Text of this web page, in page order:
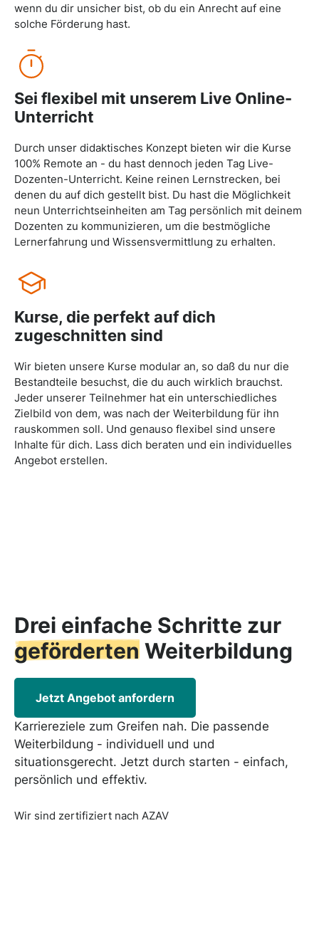
wenn du dir unsicher bist, ob du ein Anrecht auf eine
solche Förderung hast.
Sei flexibel mit unserem Live Online-
Unterricht
Durch unser didaktisches Konzept bieten wir die Kurse
100% Remote an - du hast dennoch jeden Tag Live-
Dozenten-Unterricht. Keine reinen Lernstrecken, bei
denen du auf dich gestellt bist. Du hast die Möglichkeit
neun Unterrichtseinheiten am Tag persönlich mit deinem
Dozenten zu kommunizieren, um die bestmögliche
Lernerfahrung und Wissensvermittlung zu erhalten.
Kurse, die perfekt auf dich
zugeschnitten sind
Wir bieten unsere Kurse modular an, so daß du nur die
Bestandteile besuchst, die du auch wirklich brauchst.
Jeder unserer Teilnehmer hat ein unterschiedliches
Zielbild von dem, was nach der Weiterbildung für ihn
rauskommen soll. Und genauso flexibel sind unsere
Inhalte für dich. Lass dich beraten und ein individuelles
Angebot erstellen.
Drei einfache Schritte zur
gefördertenWeiterbildung
Jetzt Angebot anfordern
Karriereziele zum Greifen nah. Die passende
Weiterbildung - individuell und und
situationsgerecht. Jetzt durch starten - einfach,
persönlich und effektiv.
Wir sind zertifiziert nach AZAV